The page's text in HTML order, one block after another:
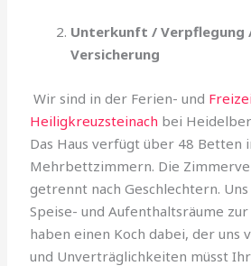
Unterkunft / Verpflegung
Versicherung
Wir sind in der Ferien- und
Heiligkreuzsteinach bei
Das Haus verfügt über 48 Betten
Mehrbettzimmern. Die
getrennt nach Geschlechtern.
Speise- und Aufenthaltsräume
haben einen Koch dabei, der uns
und Unverträglichkeiten müsst